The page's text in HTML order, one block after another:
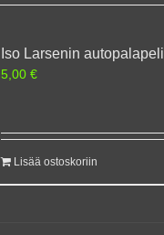
Iso Larsenin autopalapeli
5,00 €
Lisää ostoskoriin